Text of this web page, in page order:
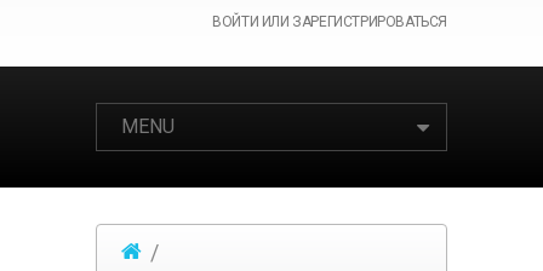
ВОЙТИ ИЛИ ЗАРЕГИСТРИРОВАТЬСЯ
MENU